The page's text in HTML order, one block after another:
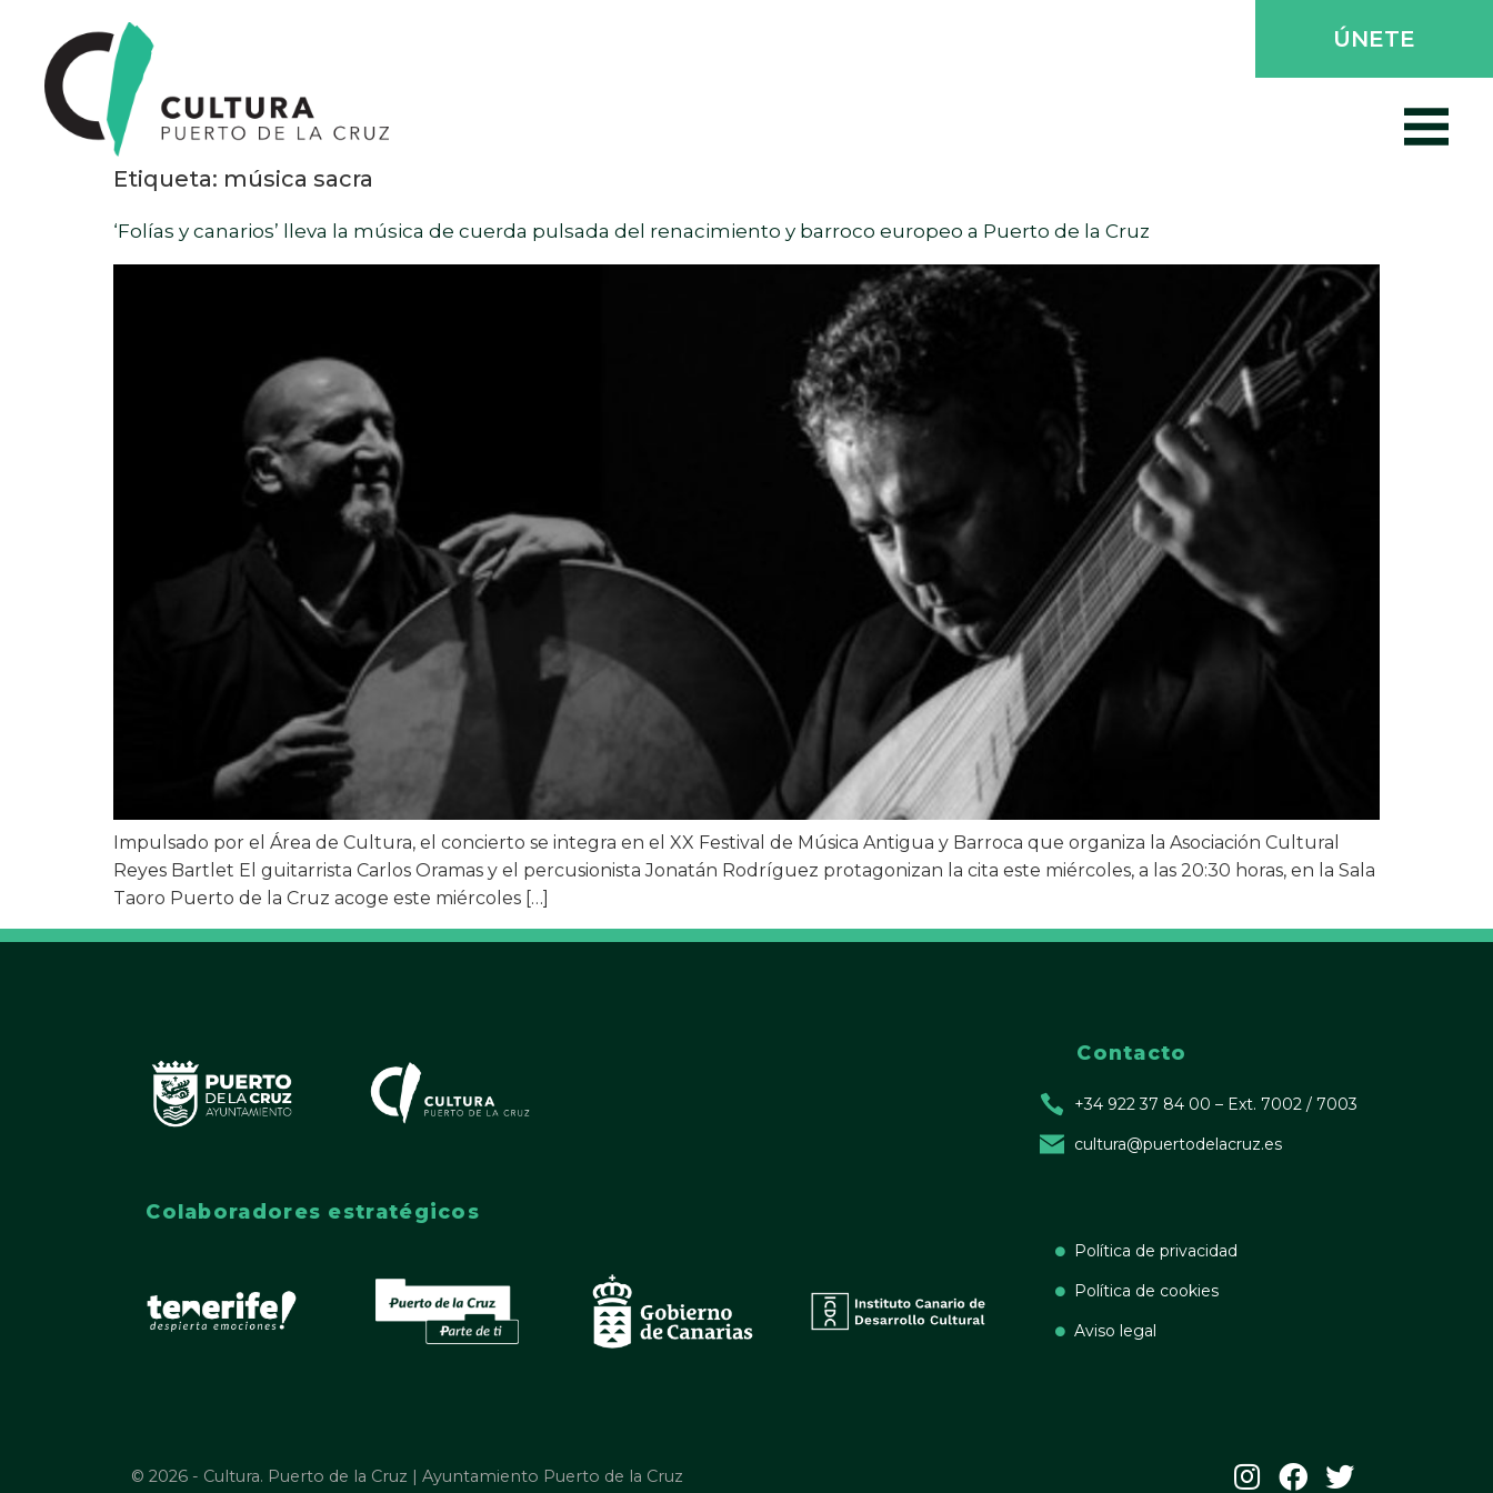
ÚNETE
Etiqueta: música sacra
‘Folías y canarios’ lleva la música de cuerda pulsada del renacimiento y barroco europeo a Puerto de la Cruz
Impulsado por el Área de Cultura, el concierto se integra en el XX Festival de Música Antigua y Barroca que organiza la Asociación Cultural
Reyes Bartlet El guitarrista Carlos Oramas y el percusionista Jonatán Rodríguez protagonizan la cita este miércoles, a las 20:30 horas, en la Sala
Taoro Puerto de la Cruz acoge este miércoles […]
Colaboradores estratégicos
Contacto
+34 922 37 84 00 – Ext. 7002 / 7003
cultura@puertodelacruz.es
Política de privacidad
Política de cookies
Aviso legal
© 2026 - Cultura. Puerto de la Cruz | Ayuntamiento Puerto de la Cruz